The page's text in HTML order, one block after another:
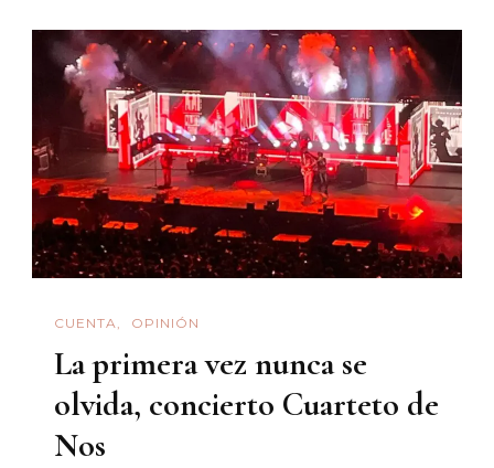
CUENTA OPINIÓN
La primera vez nunca se
olvida, concierto Cuarteto de
Nos